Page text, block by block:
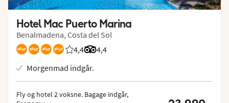
Hotel Mac Puerto Marina
Benalmadena, Costa del Sol
4,4
Bedømmelse fra Spies gæster: 4.4/5
4,4
Bedømmelse fra Tripadvisor: 4.4 of 5
Morgenmad indgår.
Fly og hotel 2 voksne. Bagage indgår,